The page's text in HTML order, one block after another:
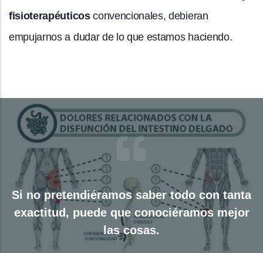
fisioterapéuticosconvencionales, debieran
empujarnos a dudar de lo que estamos haciendo.
Si no pretendiéramos saber todo con tanta
exactitud, puede que conociéramos mejor
las cosas.